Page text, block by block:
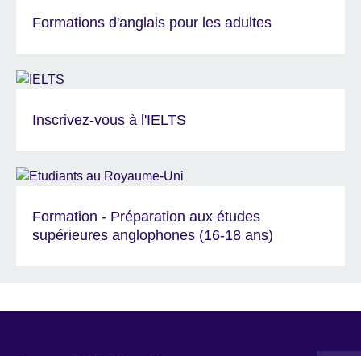
Formations d'anglais pour les adultes
Inscrivez-vous à l'IELTS
Formation - Préparation aux études
supérieures anglophones (16-18 ans)